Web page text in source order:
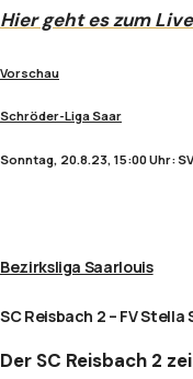
Hier geht es zum
Vorschau
Schröder-Liga Saar
Sonntag, 20.8.23, 15:00 Uhr:
Bezirksliga Saarlouis
SC Reisbach 2 – FV
Der SC Reisbach 2